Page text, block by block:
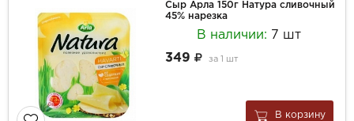
Сыр Арла 150г Натура сливочный
45% нарезка
В наличии: 7 шт
349
за 1 шт
В корзину